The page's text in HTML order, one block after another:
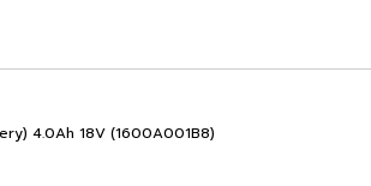
4.0Ah 18V (1600A001B8)